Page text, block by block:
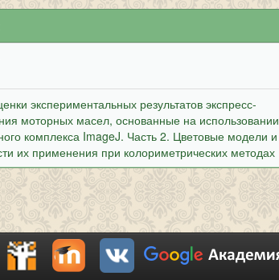
экспериментальных результатов экспресс-
моторных масел, основанные на использовании
комплекса ImageJ. Часть 2. Цветовые модели и
их применения при колориметрических методах